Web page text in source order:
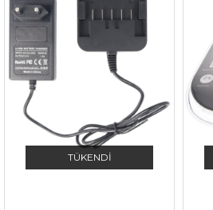
TÜKENDI